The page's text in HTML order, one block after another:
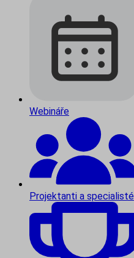
Webináře
Projektanti a specialisté